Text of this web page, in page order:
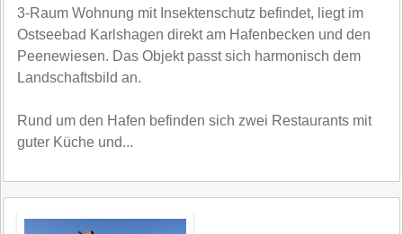
3-Raum Wohnung mit Insektenschutz befindet, liegt im
Ostseebad Karlshagen direkt am Hafenbecken und den
Peenewiesen. Das Objekt passt sich harmonisch dem
Landschaftsbild an.
Rund um den Hafen befinden sich zwei Restaurants mit
guter Küche und...